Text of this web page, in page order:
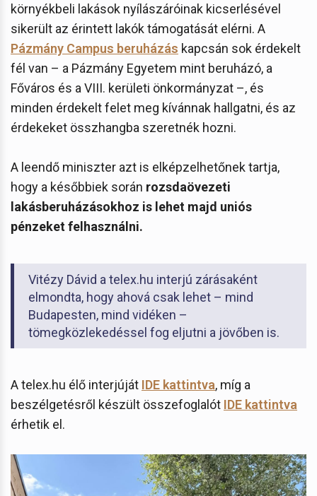
környékbeli lakások nyílászáróinak kicserlésével
sikerült az érintett lakók támogatását elérni. A
Pázmány Campus beruházás kapcsán sok érdekelt
fél van – a Pázmány Egyetem mint beruházó, a
Főváros és a VIII. kerületi önkormányzat –, és
minden érdekelt felet meg kívánnak hallgatni, és az
érdekeket összhangba szeretnék hozni.
A leendő miniszter azt is elképzelhetőnek tartja,
hogy a későbbiek során rozsdaövezeti
lakásberuházásokhoz is lehet majd uniós
pénzeket felhasználni.
Vitézy Dávid a telex.hu interjú zárásaként
elmondta, hogy ahová csak lehet – mind
Budapesten, mind vidéken –
tömegközlekedéssel fog eljutni a jövőben is.
A telex.hu élő interjúját IDE kattintva, míg a
beszélgetésről készült összefoglalót IDE kattintva
érhetik el.